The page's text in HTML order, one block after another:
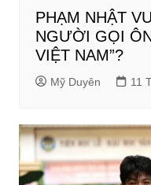
PHẠM NHẬT
NGƯỜI GỌI
VIỆT NAM”?
Mỹ Duyên 11